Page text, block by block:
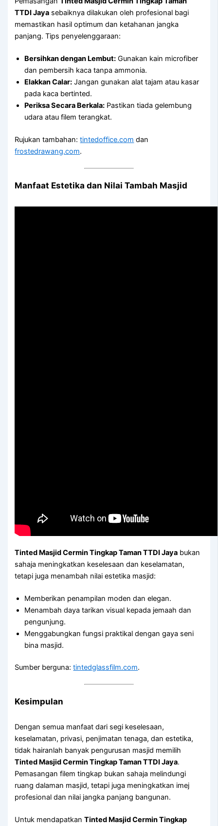
TTDI Jaya sebaiknya dilakukan oleh profesional bagi
memastikan hasil optimum dan ketahanan jangka
panjang. Tips penyelenggaraan:
Bersihkan dengan Lembut: Gunakan kain microfiber
dan pembersih kaca tanpa ammonia.
Elakkan Calar: Jangan gunakan alat tajam atau kasar
pada kaca bertinted.
Periksa Secara Berkala: Pastikan tiada gelembung
udara atau filem terangkat.
Rujukan tambahan:tintedoffice.com dan
frostedrawang.com.
Manfaat Estetika dan Nilai Tambah Masjid
Tinted Masjid Cermin Tingkap Taman TTDI Jaya bukan
sahaja meningkatkan keselesaan dan keselamatan,
tetapi juga menambah nilai estetika masjid:
Memberikan penampilan moden dan elegan.
Menambah daya tarikan visual kepada jemaah dan
pengunjung.
Menggabungkan fungsi praktikal dengan gaya seni
bina masjid.
Sumber berguna:tintedglassfilm.com.
Kesimpulan
Dengan semua manfaat dari segi keselesaan,
keselamatan, privasi, penjimatan tenaga, dan estetika,
tidak hairanlah banyak pengurusan masjid memilih
Tinted Masjid Cermin Tingkap Taman TTDI Jaya.
Pemasangan filem tingkap bukan sahaja melindungi
ruang dalaman masjid, tetapi juga meningkatkan imej
profesional dan nilai jangka panjang bangunan.
Untuk mendapatkanTinted Masjid Cermin Tingkap